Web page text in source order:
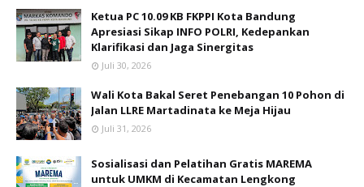
Ketua PC 10.09 KB FKPPI Kota Bandung
Apresiasi Sikap INFO POLRI, Kedepankan
Klarifikasi dan Jaga Sinergitas
Juli 30, 2026
Wali Kota Bakal Seret Penebangan 10 Pohon di
Jalan LLRE Martadinata ke Meja Hijau
Juli 31, 2026
Sosialisasi dan Pelatihan Gratis MAREMA
untuk UMKM di Kecamatan Lengkong